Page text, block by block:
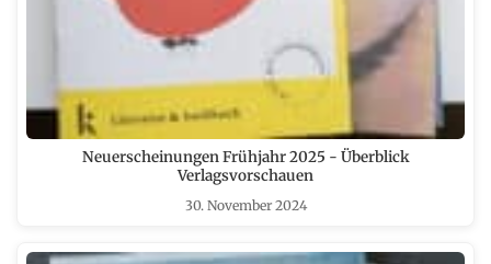
Neuerscheinungen Frühjahr 2025 - Überblick
Verlagsvorschauen
30. November 2024